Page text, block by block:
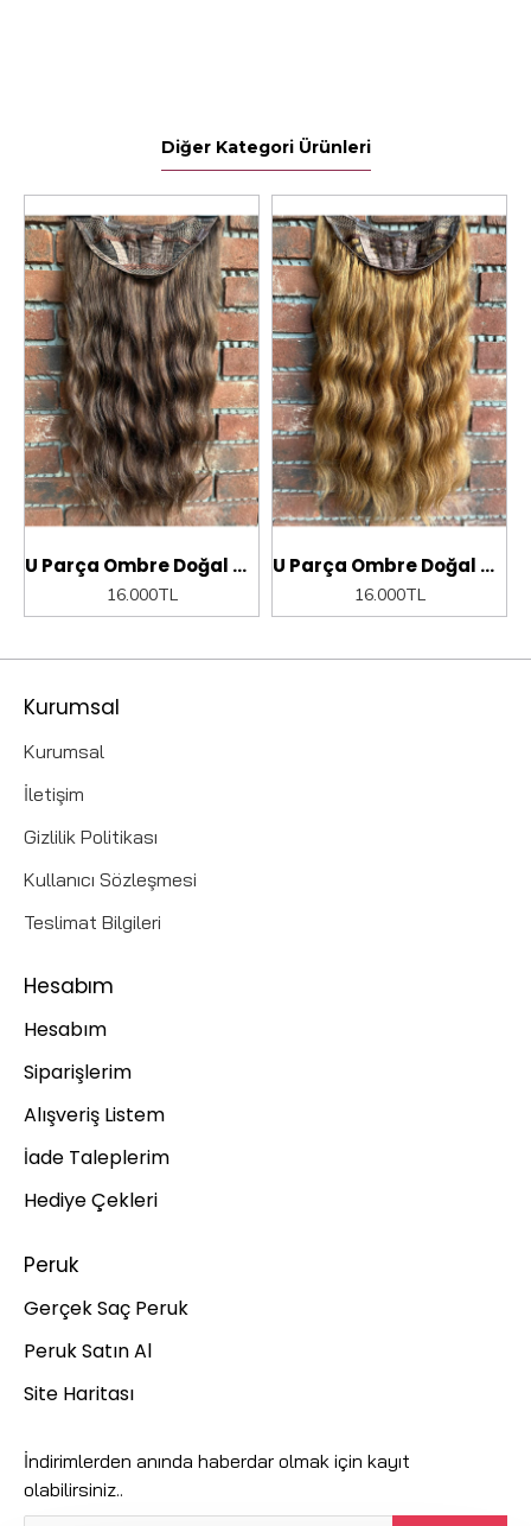
Diğer Kategori Ürünleri
U Parça Ombre Doğal Çıt Çıt Saç Kahverengi
16.000TL
U Parça Ombre Doğal Çıt Çıt Saç Karame
16.000TL
Kurumsal
Kurumsal
İletişim
Gizlilik Politikası
Kullanıcı Sözleşmesi
Teslimat Bilgileri
Hesabım
Hesabım
Siparişlerim
Alışveriş Listem
İade Taleplerim
Hediye Çekleri
Peruk
Gerçek Saç Peruk
Peruk Satın Al
Site Haritası
İndirimlerden anında haberdar olmak için kayıt
olabilirsiniz..